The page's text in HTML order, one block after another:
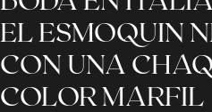
EL ESMOQUIN
CON UNA
COLOR MARFIL